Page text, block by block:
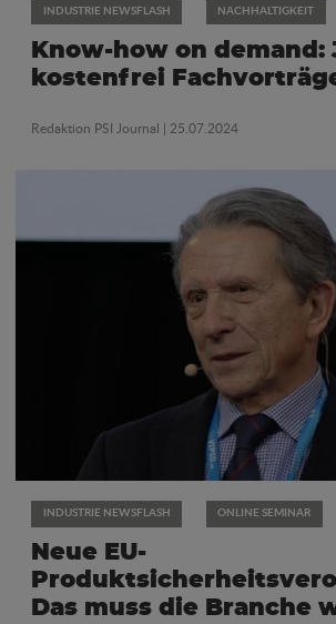
INDUSTRIE NEWSFLASH NACHHALTIGKEIT
Know-how on demand:
kostenfrei
Redaktion PSI Journal | 25.07.2024
INDUSTRIE NEWSFLASH ONLINE SEMINAR
Neue EU-
Das muss die Branche